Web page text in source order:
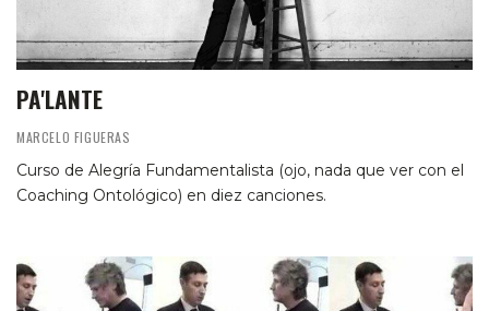
PA'LANTE
MARCELO FIGUERAS
Curso de Alegría Fundamentalista (ojo, nada que ver con el
Coaching Ontológico) en diez canciones.